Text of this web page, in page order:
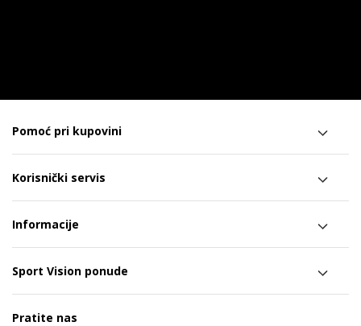
Pomoć pri kupovini
Korisnički servis
Informacije
Sport Vision ponude
Pratite nas